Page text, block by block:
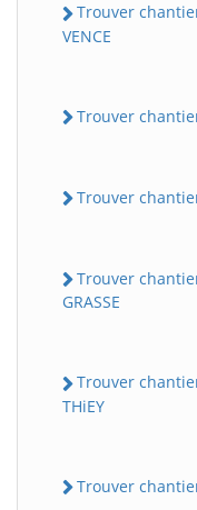
Trouver
VENCE
Trouver
Trouver
Trouver
GRASSE
Trouver
THiEY
Trouver